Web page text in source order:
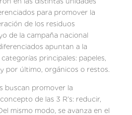
para promover la
de los residuos
de la campaña nacional
apuntan a la
principales: papeles,
por último, orgánicos o restos.
buscan promover la
de las 3 R’s: reducir,
mismo modo, se avanza en el